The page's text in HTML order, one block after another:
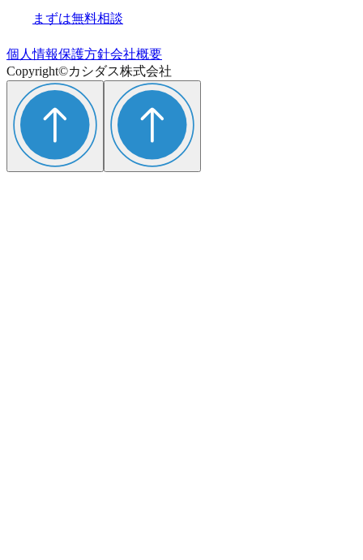
まずは無料相談
個人情報保護方針会社概要
Copyright©カシダス株式会社